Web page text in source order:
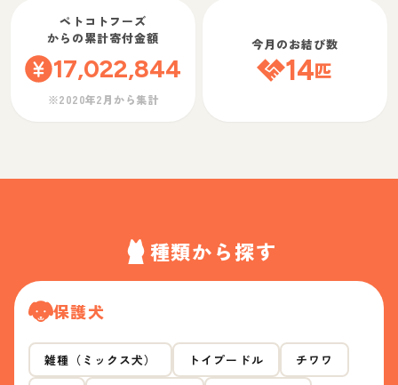
ペトコトフーズ
からの累計寄付金額
17,022,844
※2020年2月から集計
今月のお結び数
14匹
種類から探す
保護犬
雑種（ミックス犬） トイプードル チワワ